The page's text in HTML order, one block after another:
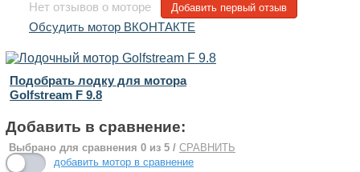
Нет отзывов о моторе
Добавить первый отзыв
Обсудить мотор ВКОНТАКТЕ
Подобрать лодку для мотора
Golfstream F 9.8
Добавить в сравнение:
Выбрано для сравнения 0 из 5 / СРАВНИТЬ
добавить мотор в сравнение